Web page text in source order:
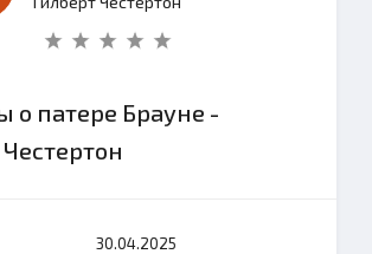
о патере Брауне -
30.04.2025